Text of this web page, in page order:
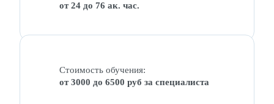
от 24 до 76 ак. час.
Стоимость обучения:
от 3000 до 6500 руб за специалиста